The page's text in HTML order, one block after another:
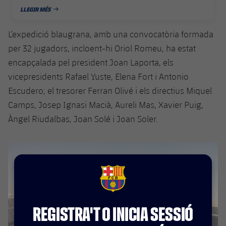
Serveis Mèdics
Accessibilitat
Acreditacions
Instal·lacions
Fotos
Història
Palmarès
Fotos
Infantil B
Resultats
Classificació
Jugadors
Fotos
Resultats
Jugadors
Classificació
Juvenil
Cadet
Infantil
PLUSICON
MÉS
Primer equip
plusicon
més
Actualitat
Entrades
Classificació
Barça Atlètic
plusicon
més
Jugadors
Junior
Informació general
plusicon
més
LLEGIR MÉS
DATA DE PUBLICACIÓ
L’expedició blaugrana, amb una convocatòria formada
per 32 jugadors, incloent-hi Oriol Romeu, ha estat
encapçalada pel president Joan Laporta, els
vicepresidents Rafael Yuste, Elena Fort i Antonio
Escudero; el tresorer Ferran Olivé i els directius Miquel
Camps, Josep Ignasi Macià, Aureli Mas, Xavier Puig,
Àngel Riudalbas, Joan Solé i Joan Soler.
FCB Barcelona badge
REGISTRA'T O INICIA SESSIÓ